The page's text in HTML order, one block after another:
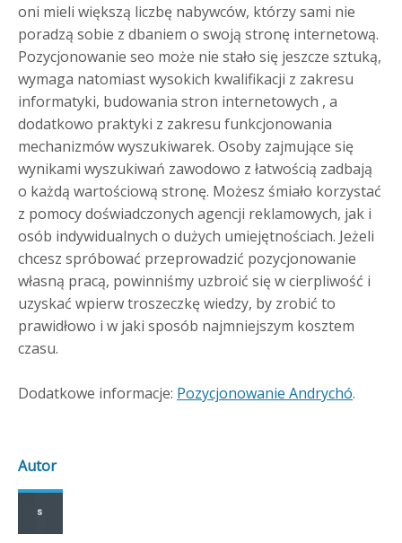
oni mieli większą liczbę nabywców, którzy sami nie
poradzą sobie z dbaniem o swoją stronę internetową.
Pozycjonowanie seo może nie stało się jeszcze sztuką,
wymaga natomiast wysokich kwalifikacji z zakresu
informatyki, budowania stron internetowych , a
dodatkowo praktyki z zakresu funkcjonowania
mechanizmów wyszukiwarek. Osoby zajmujące się
wynikami wyszukiwań zawodowo z łatwością zadbają
o każdą wartościową stronę. Możesz śmiało korzystać
z pomocy doświadczonych agencji reklamowych, jak i
osób indywidualnych o dużych umiejętnościach. Jeżeli
chcesz spróbować przeprowadzić pozycjonowanie
własną pracą, powinniśmy uzbroić się w cierpliwość i
uzyskać wpierw troszeczkę wiedzy, by zrobić to
prawidłowo i w jaki sposób najmniejszym kosztem
czasu.
Dodatkowe informacje: Pozycjonowanie Andrychó.
Autor